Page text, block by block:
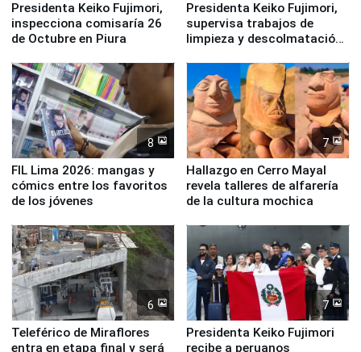
Presidenta Keiko Fujimori,
inspecciona comisaría 26
de Octubre en Piura
Presidenta Keiko Fujimori,
supervisa trabajos de
limpieza y descolmatación
8
FIL Lima 2026: mangas y
cómics entre los favoritos
de los jóvenes
7
Hallazgo en Cerro Mayal
revela talleres de alfarería
de la cultura mochica
6
Teleférico de Miraflores
entra en etapa final y será
7
Presidenta Keiko Fujimori
recibe a peruanos